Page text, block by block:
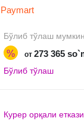
Paymart
Бўлиб тўлаш мумкин
% от 273 365
Бўлиб тўлаш
Курер орқали